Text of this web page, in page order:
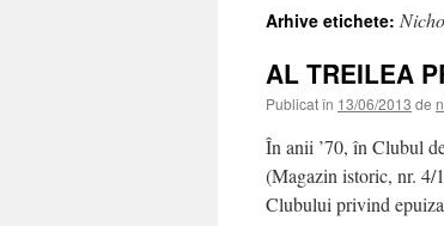
Arhive etichete:
AL TREILEA
Publicat în 13/06/2013 de
În anii ’70, în Clubul
(Magazin istoric, nr. 4/
Clubului privind